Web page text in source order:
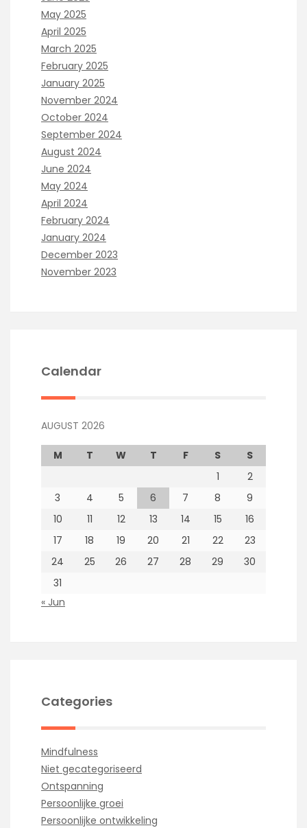
May 2025
April 2025
March 2025
February 2025
January 2025
November 2024
October 2024
September 2024
August 2024
June 2024
May 2024
April 2024
February 2024
January 2024
December 2023
November 2023
Calendar
AUGUST 2026
M T W T F S
S
1
2
3
4 5 6 7 8
9
10
11 12 13 14 15
16
17
18 19 20 21 22
23
24
25 26 27 28 29
30
31
« Jun
Categories
Mindfulness
Niet gecategoriseerd
Ontspanning
Persoonlijke groei
Persoonlijke ontwikkeling